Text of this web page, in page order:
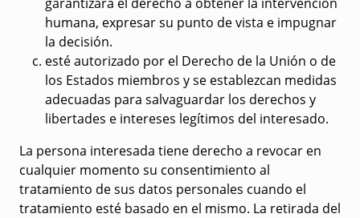
humana, expresar su punto de vista e impugnar
la decisión.
esté autorizado por el Derecho de la Unión o de
los Estados miembros y se establezcan medidas
adecuadas para salvaguardar los derechos y
libertades e intereses legítimos del interesado.
La persona interesada tiene derecho a revocar en
cualquier momento su consentimiento al
tratamiento de sus datos personales cuando el
tratamiento esté basado en el mismo. La retirada del